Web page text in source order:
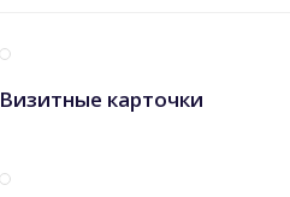
Визитные карточки